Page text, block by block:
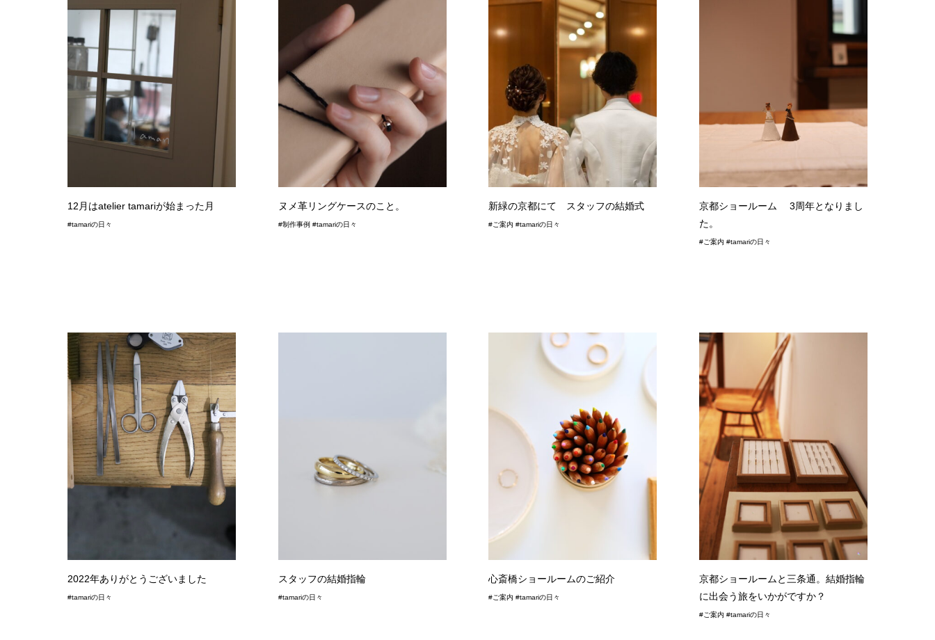
12月はatelier tamariが始まった月
#tamariの日々
ヌメ革リングケースのこと。
#制作事例 #tamariの日々
新緑の京都にて スタッフの結婚式
#ご案内 #tamariの日々
京都ショールーム 3周年となりまし
た。
#ご案内 #tamariの日々
2022年ありがとうございました
#tamariの日々
スタッフの結婚指輪
#tamariの日々
心斎橋ショールームのご紹介
#ご案内 #tamariの日々
京都ショールームと三条通。結婚指輪
に出会う旅をいかがですか？
#ご案内 #tamariの日々